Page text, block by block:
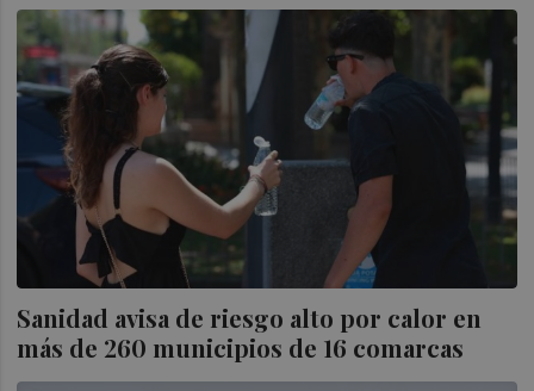
Sanidad avisa de riesgo alto por calor en
más de 260 municipios de 16 comarcas